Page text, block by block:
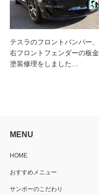
テスラのフロントバンパー、
右フロントフェンダーの板金
塗装修理をしました…
MENU
HOME
おすすめメニュー
サンポーのこだわり